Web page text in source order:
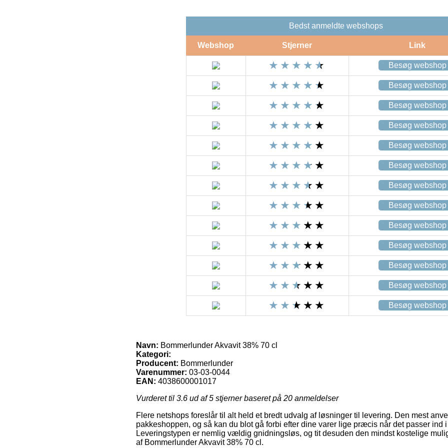
Bedst anmeldte webshops
Webshop Stjerner Link
Besøg webshop
Besøg webshop
Besøg webshop
Besøg webshop
Besøg webshop
Besøg webshop
Besøg webshop
Besøg webshop
Besøg webshop
Besøg webshop
Besøg webshop
Besøg webshop
Besøg webshop
Navn: Bommerlunder Akvavit 38% 70 cl
Kategori:
Producent: Bommerlunder
Varenummer: 03-03-0044
EAN: 4038600001017
Vurderet til 3.6 ud af 5 stjerner baseret på 20 anmeldelser
Flere netshops foreslår til alt held et bredt udvalg af løsninger til levering. Den mest
pakkeshoppen, og så kan du blot gå forbi efter dine varer lige præcis når det passer ind
Leveringstypen er nemlig vældig gnidningsløs, og tit desuden den mindst kostelige
af Bommerlunder Akvavit 38% 70 cl.